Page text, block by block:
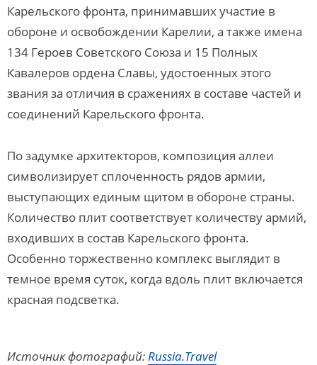
Карельского фронта, принимавших участие в
обороне и освобождении Карелии, а также имена
134 Героев Советского Союза и 15 Полных
Кавалеров ордена Славы, удостоенных этого
звания за отличия в сражениях в составе частей и
соединений Карельского фронта.
По задумке архитекторов, композиция аллеи
символизирует сплоченность рядов армии,
выступающих единым щитом в обороне страны.
Количество плит соответствует количеству армий,
входивших в состав Карельского фронта.
Особенно торжественно комплекс выглядит в
темное время суток, когда вдоль плит включается
красная подсветка.
Источник фотографий:Russia.Travel